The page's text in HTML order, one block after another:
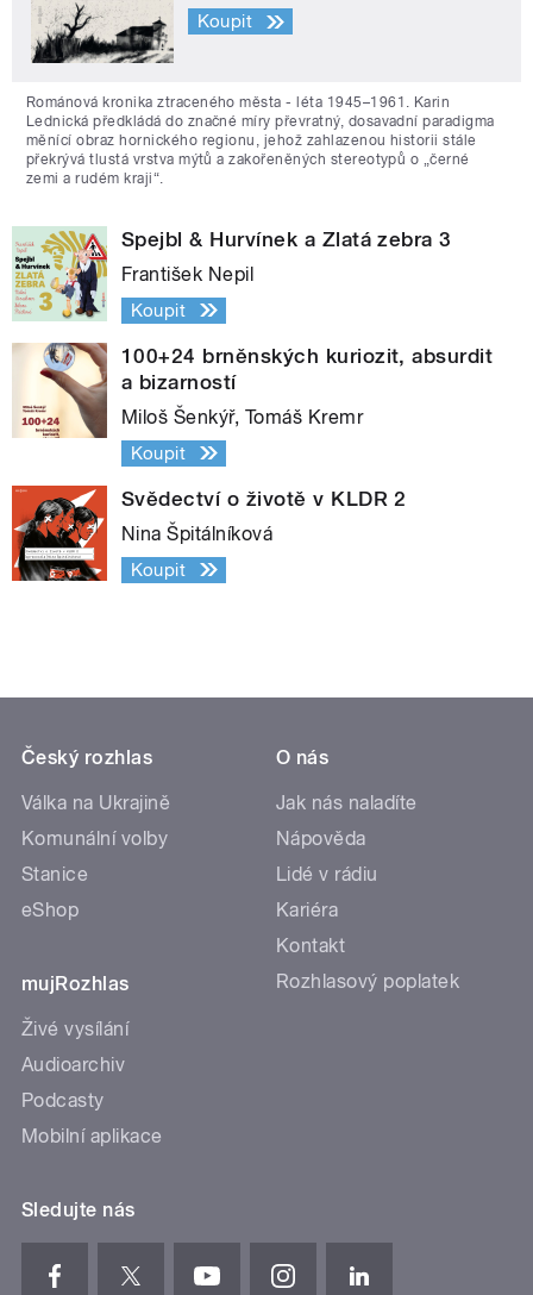
Koupit
Románová kronika ztraceného města - léta 1945–1961. Karin
Lednická předkládá do značné míry převratný, dosavadní paradigma
měnící obraz hornického regionu, jehož zahlazenou historii stále
překrývá tlustá vrstva mýtů a zakořeněných stereotypů o „černé
zemi a rudém kraji“.
Spejbl & Hurvínek a Zlatá zebra 3
František Nepil
Koupit
100+24 brněnských kuriozit, absurdit
a bizarností
Miloš Šenkýř, Tomáš Kremr
Koupit
Svědectví o životě v KLDR 2
Nina Špitálníková
Koupit
Český rozhlas
Válka na Ukrajině
Komunální volby
Stanice
eShop
mujRozhlas
Živé vysílání
Audioarchiv
Podcasty
Mobilní aplikace
O nás
Jak nás naladíte
Nápověda
Lidé v rádiu
Kariéra
Kontakt
Rozhlasový poplatek
Sledujte nás